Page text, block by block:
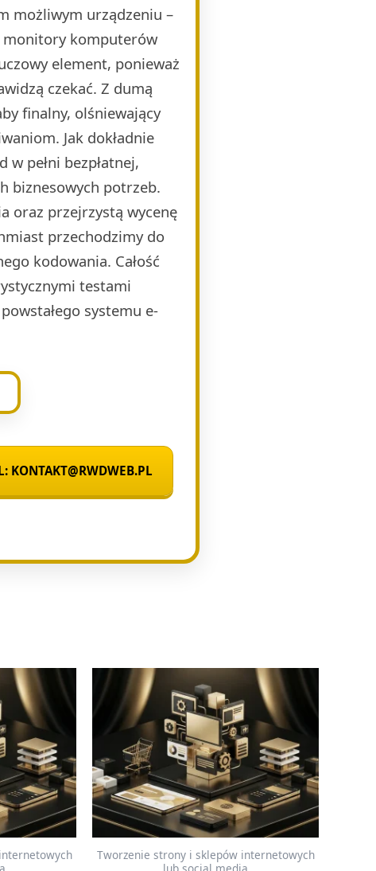
możliwym urządzeniu –
monitory komputerów
element, ponieważ
czekać. Z dumą
finalny, olśniewający
Jak dokładnie
w pełni bezpłatnej,
biznesowych potrzeb.
oraz przejrzystą wycenę
przechodzimy do
kodowania. Całość
testami
systemu e-
KONTAKT@RWDWEB.PL
Tworzenie strony i sklepów internetowych